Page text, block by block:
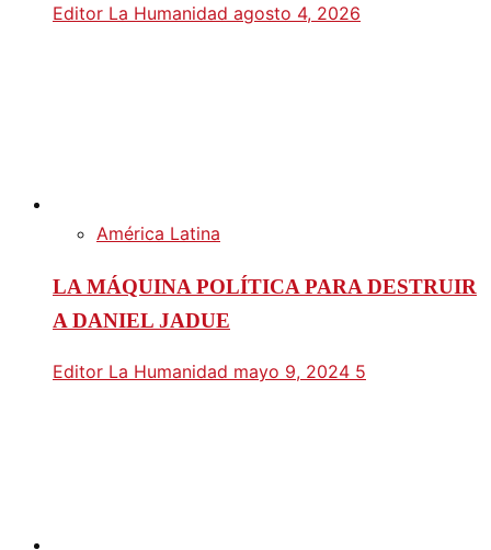
Editor La Humanidad agosto 4, 2026
América Latina
LA MÁQUINA POLÍTICA PARA DESTRUIR
A DANIEL JADUE
Editor La Humanidad mayo 9, 2024 5